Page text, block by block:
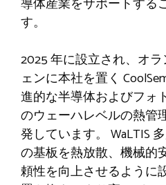
す。
2025 年に設立され、オ
ェンに本社を置く
進的な半導体およびフォ
のウェーハレベルの熱管
発しています。 WaLTIS
の基板を熱放散、機械的
頼性を向上させるように